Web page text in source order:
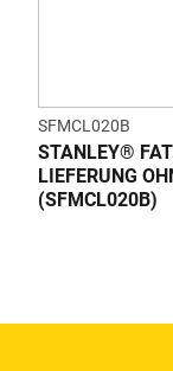
SFMCL020B
STANLEY®
LIEFERUNG
(SFMCL020B)